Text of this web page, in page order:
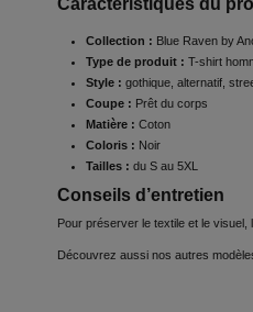
Collection : Blue Raven by
Type de produit : T-shirt
Style : gothique, alternatif,
Coupe : Prêt du corps
Matière : Coton
Coloris : Noir
Tailles : du S au 5XL
Conseils d’entretien
Pour préserver le textile et le
Découvrez aussi nos autres